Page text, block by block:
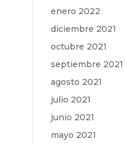
enero 2022
diciembre 2021
octubre 2021
septiembre 2021
agosto 2021
julio 2021
junio 2021
mayo 2021